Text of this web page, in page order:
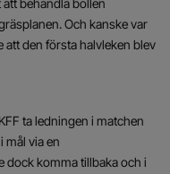
behandla bollen
Och kanske var
den första halvleken blev
ta ledningen i matchen
mål via en
dock komma tillbaka och i